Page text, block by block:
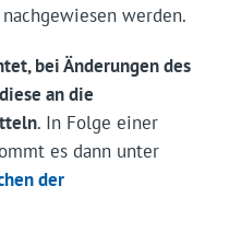
nachgewiesen werden.
bei Änderungen des
an die
. In Folge einer
es dann unter
der